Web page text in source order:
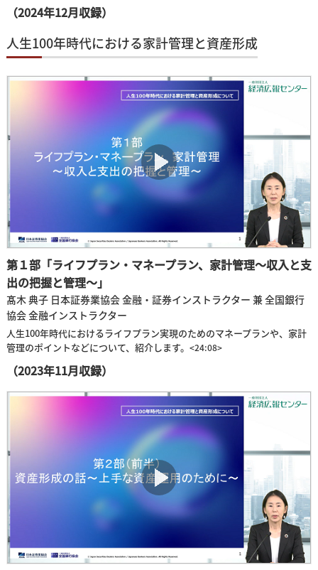
（2024年12月収録）
人生100年時代における家計管理と資産形成
第１部「ライフプラン・マネープラン、家計管理～収入と支
出の把握と管理～」
髙木 典子 日本証券業協会 金融・証券インストラクター 兼 全国銀行
協会 金融インストラクター
人生100年時代におけるライフプラン実現のためのマネープランや、家計
管理のポイントなどについて、紹介します。 <24:08>
（2023年11月収録）